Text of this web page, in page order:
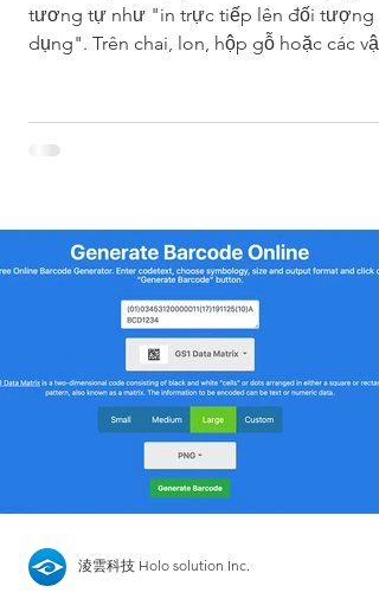
tương tự như "in trực tiếp lên đối tượng
dụng". Trên chai, lon, hộp gỗ hoặc các vật
淩雲科技 Holo solution Inc.